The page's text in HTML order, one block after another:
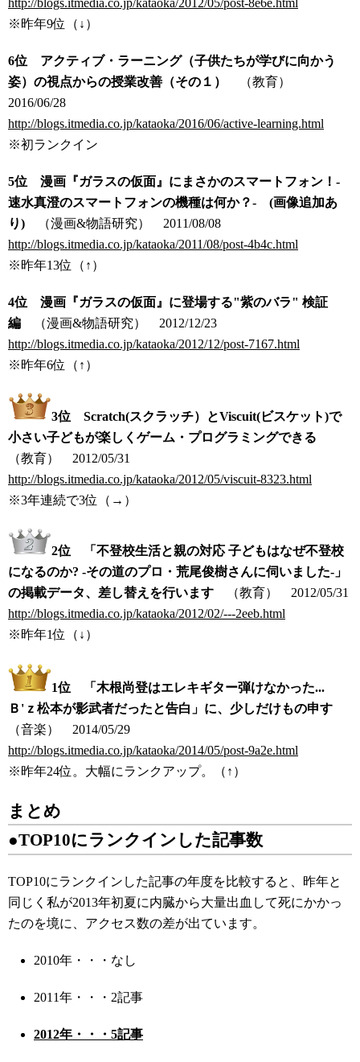
http://blogs.itmedia.co.jp/kataoka/2012/05/post-8e6e.html
※昨年9位（↓）
6位 アクティブ・ラーニング（子供たちが学びに向かう
姿）の視点からの授業改善（その１）
（教育）
2016/06/28
http://blogs.itmedia.co.jp/kataoka/2016/06/active-learning.html
※初ランクイン
5位 漫画『ガラスの仮面』にまさかのスマートフォン！-
速水真澄のスマートフォンの機種は何か？- (画像追加あ
り) （漫画&物語研究） 2011/08/08
http://blogs.itmedia.co.jp/kataoka/2011/08/post-4b4c.html
※昨年13位（↑）
4位 漫画『ガラスの仮面』に登場する"紫のバラ" 検証
編 （漫画&物語研究） 2012/12/23
http://blogs.itmedia.co.jp/kataoka/2012/12/post-7167.html
※昨年6位（↑）
3位 Scratch(スクラッチ）とViscuit(ビスケット)で
小さい子どもが楽しくゲーム・プログラミングできる
（教育） 2012/05/31
http://blogs.itmedia.co.jp/kataoka/2012/05/viscuit-8323.html
※3年連続で3位
（→）
2位 「不登校生活と親の対応 子どもはなぜ不登校
になるのか? -その道のプロ・荒尾俊樹さんに伺いました-」
の掲載データ、差し替えを行います （教育） 2012/05/31
http://blogs.itmedia.co.jp/kataoka/2012/02/---2eeb.html
※昨年1位
（↓）
1位 「木根尚登はエレキギター弾けなかった...
Ｂ'ｚ松本が影武者だったと告白」に、少しだけもの申す
（音楽） 2014/05/29
http://blogs.itmedia.co.jp/kataoka/2014/05/post-9a2e.html
※昨年24位。大幅にランクアップ。（↑）
まとめ
●TOP10にランクインした記事数
TOP10にランクインした記事の年度を比較すると、昨年と
同じく私が2013年初夏に内臓から大量出血して死にかかっ
たのを境に、アクセス数の差が出ています。
2010年・・・なし
2011年・・・2記事
2012年・・・5記事